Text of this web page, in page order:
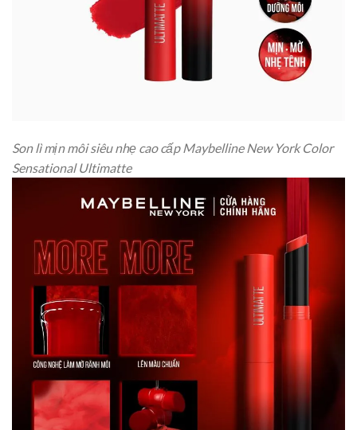
Son lì mịn môi siêu nhẹ cao cấp Maybelline New York Color
Sensational Ultimatte